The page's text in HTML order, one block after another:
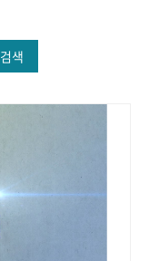
연구자들
영상 기록물
검색